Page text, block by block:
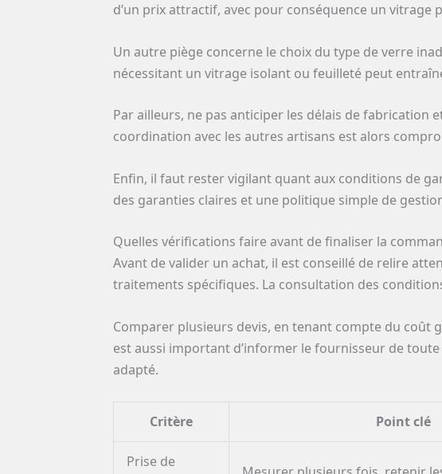
d’un prix attractif, avec pour conséquence un
Un autre piège concerne le choix du type de verre
nécessitant un vitrage isolant ou feuilleté peut
Par ailleurs, ne pas anticiper les délais de
coordination avec les autres artisans est alors
Enfin, il faut rester vigilant quant aux conditions de
des garanties claires et une politique simple de
Quelles vérifications faire avant de finaliser la
Avant de valider un achat, il est conseillé de relire
traitements spécifiques. La consultation des
Comparer plusieurs devis, en tenant compte du coût
est aussi important d’informer le fournisseur de
adapté.
Critère Point clé
Prise de